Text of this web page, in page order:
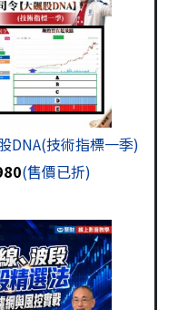
DNA(技術指標一季)
(售價已折)